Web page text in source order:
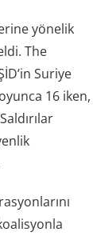
yönelik
The
Suriye
16 iken,